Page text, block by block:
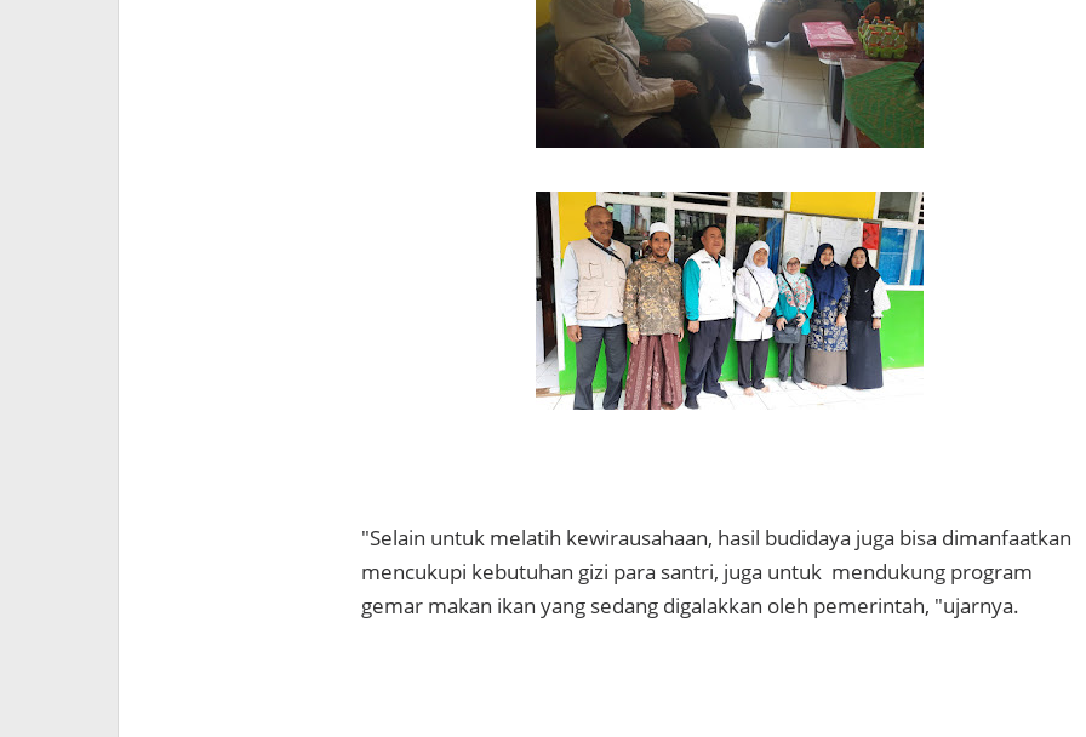
"Selain untuk melatih kewirausahaan, hasil budidaya juga bisa dimanfaatkan
mencukupi kebutuhan gizi para santri, juga untuk mendukung program
gemar makan ikan yang sedang digalakkan oleh pemerintah, "ujarnya.